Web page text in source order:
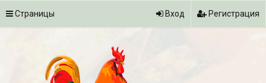
Страницы Вход Регистрация